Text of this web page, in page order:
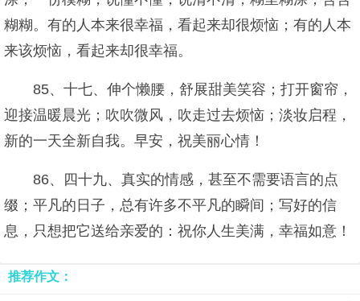
糊糊。有的人本来很幸福，看起来却很烦恼；有的人本
来该烦恼，看起来却很幸福。
85、十七、伸个懒腰，舒展甜美笑容；打开窗帘，
迎接温暖晨光；吹吹微风，吹走过去烦恼；淡妆启程，
新的一天全新自我。早安，祝美丽心情！
86、四十九、真实的情感，甚至不需要语言的点
缀；平凡的日子，总有许多不平凡的瞬间；写好的信
息，只想把它送给亲爱的：祝你人生美满，幸福如意！
推荐作文：